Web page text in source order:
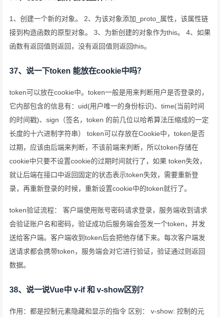
1、创建一个新的对象。 2、为该对象添加_proto_属性，该属性链
接到构造函数的原型对象。 3、为新创建的对象作为this。 4、如果
函数有返回值则返回，没有返回值则返回this。
37、说一下token 能放在cookie中吗？
token可以放在cookie中。token一般是用来判断用户是否登录的，
它内部包含的信息有：uid(用户唯一的身份标识)、time(当前时间
的时间戳)、sign（签名，token 的前几位以哈希算法压缩成的一定
长度的十六进制字符串） token可以存放在Cookie中，token是否
过期，应该由后端来判断，不该前端来判断，所以token存储在
cookie中只要不设置cookie的过期时间就行了，如果 token失效，
就让后端在接口中返回固定的状态表示token失效，需要重新登
录，再重新登录的时候，重新设置cookie中的token就行了。
token验证流程： 客户端使用账号密码请求登录，服务端收到请求
会验证账户名和密码，验证成功后服务端会签发一个token，并发
送给客户端。客户端收到token后会把他存储下来。每次客户端发
送请求都会携带token，服务端会对它进行验证，验证通过则返回
数据。
38、说一说Vue中 v-if 和 v-show区别？
作用：都是控制元素隐藏和显示的指令 区别： v-show: 控制的元